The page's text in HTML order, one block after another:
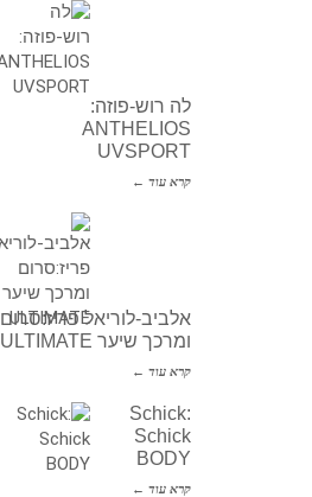
לה רוש-פוזה:
ANTHELIOS
UVSPORT
קרא עוד ←
אלביב-לוריאל פריז:סרום
ומרכך שיער ULTIMATE
קרא עוד ←
Schick:
Schick
BODY
קרא עוד ←